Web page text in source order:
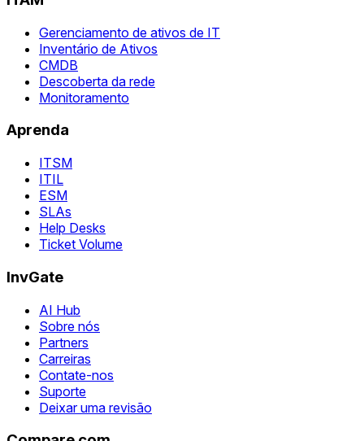
Gerenciamento de ativos de IT
Inventário de Ativos
CMDB
Descoberta da rede
Monitoramento
Aprenda
ITSM
ITIL
ESM
SLAs
Help Desks
Ticket Volume
InvGate
AI Hub
Sobre nós
Partners
Carreiras
Contate-nos
Suporte
Deixar uma revisão